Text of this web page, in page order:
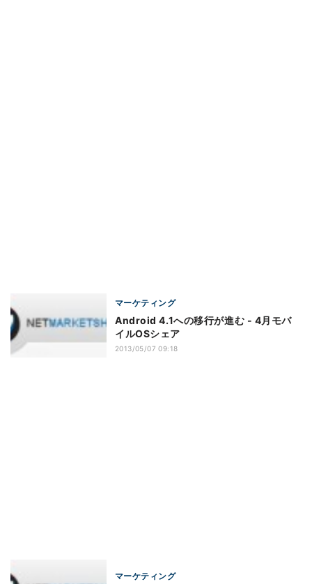
マーケティング
Android 4.1への移行が進む - 4月モバ
イルOSシェア
2013/05/07 09:18
マーケティング